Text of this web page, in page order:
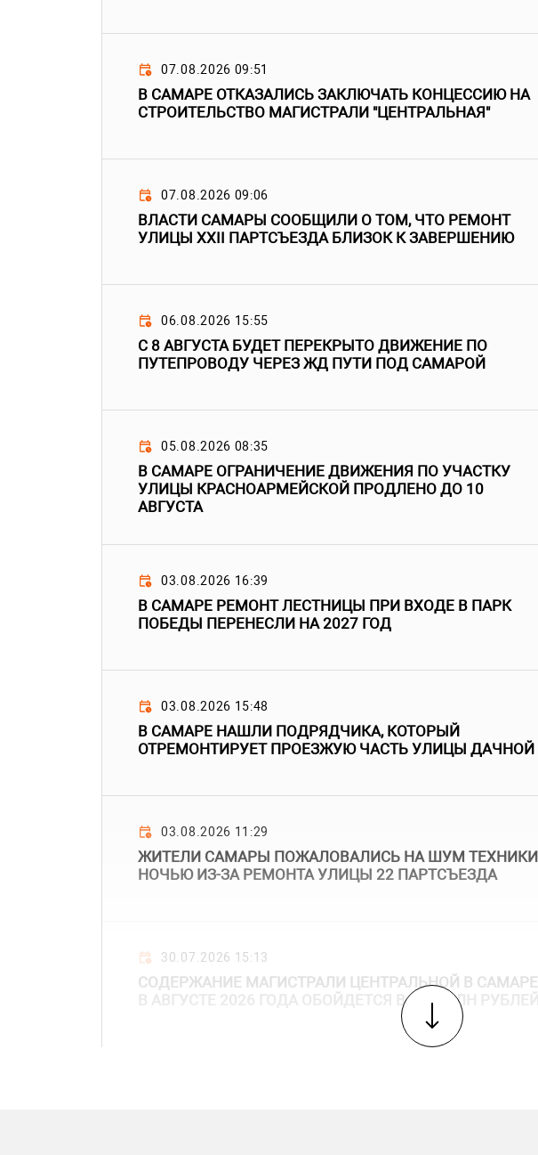
07.08.2026 09:51
В САМАРЕ ОТКАЗАЛИСЬ ЗАКЛЮЧАТЬ КОНЦЕССИЮ НА
СТРОИТЕЛЬСТВО МАГИСТРАЛИ "ЦЕНТРАЛЬНАЯ"
07.08.2026 09:06
ВЛАСТИ САМАРЫ СООБЩИЛИ О ТОМ, ЧТО РЕМОНТ
УЛИЦЫ XXII ПАРТСЪЕЗДА БЛИЗОК К ЗАВЕРШЕНИЮ
06.08.2026 15:55
С 8 АВГУСТА БУДЕТ ПЕРЕКРЫТО ДВИЖЕНИЕ ПО
ПУТЕПРОВОДУ ЧЕРЕЗ ЖД ПУТИ ПОД САМАРОЙ
05.08.2026 08:35
В САМАРЕ ОГРАНИЧЕНИЕ ДВИЖЕНИЯ ПО УЧАСТКУ
УЛИЦЫ КРАСНОАРМЕЙСКОЙ ПРОДЛЕНО ДО 10
АВГУСТА
03.08.2026 16:39
В САМАРЕ РЕМОНТ ЛЕСТНИЦЫ ПРИ ВХОДЕ В ПАРК
ПОБЕДЫ ПЕРЕНЕСЛИ НА 2027 ГОД
03.08.2026 15:48
В САМАРЕ НАШЛИ ПОДРЯДЧИКА, КОТОРЫЙ
ОТРЕМОНТИРУЕТ ПРОЕЗЖУЮ ЧАСТЬ УЛИЦЫ ДАЧНОЙ
03.08.2026 11:29
ЖИТЕЛИ САМАРЫ ПОЖАЛОВАЛИСЬ НА ШУМ ТЕХНИКИ
НОЧЬЮ ИЗ-ЗА РЕМОНТА УЛИЦЫ 22 ПАРТСЪЕЗДА
30.07.2026 15:13
СОДЕРЖАНИЕ МАГИСТРАЛИ ЦЕНТРАЛЬНОЙ В САМАРЕ
В АВГУСТЕ 2026 ГОДА ОБОЙДЕТСЯ В 18,7 МЛН РУБЛЕЙ